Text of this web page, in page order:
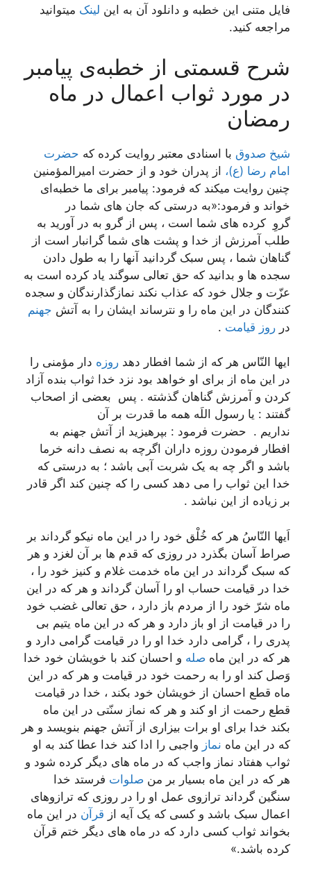
فایل متنی این خطبه و دانلود آن به این لینک میتوانید
مراجعه کنید.
شرح قسمتی از خطبه‌ی پیامبر
در مورد ثواب اعمال در ماه
رمضان
شیخ صدوق با اسنادی معتبر روایت کرده که حضرت
امام رضا (ع)، از پدران خود و از حضرت امیرالمؤمنین
چنین روایت میکند که فرمود: پیامبر برای ما خطبه‌ای
خواند و فرمود:«به درستى که جان هاى شما در
گروِ کرده هاى شما است ، پس از گرو به در آورید به
طلب آمرزش از خدا و پشت هاى شما گرانبار است از
گناهان شما ، پس سبک گردانید آنها را به طول دادن
سجده ها و بدانید که حق تعالى سوگند یاد کرده است به
عزّت و جلال خود که عذاب نکند نمازگذارندگان و سجده
کنندگان در این ماه را و نترساند ایشان را به آتش جهنم
در روز قیامت .
ایها النّاس هر که از شما افطار دهد روزه دار مؤمنى را
در این ماه از براى او خواهد بود نزد خدا ثواب بنده آزاد
کردن و آمرزش گناهان گذشته . پس ‍ بعضى از اصحاب
گفتند : یا رسول اللَه همه ما قدرت بر آن
نداریم . حضرت فرمود : بپرهیزید از آتش جهنم به
افطار فرمودن روزه داران اگرچه به نصف دانه خرما
باشد و اگر چه به یک شربت آبى باشد ؛ به درستى که
خدا این ثواب را مى دهد کسى را که چنین کند اگر قادر
بر زیاده از این نباشد .
اَیها النّاسُ هر که خُلْق خود را در این ماه نیکو گرداند بر
صراط آسان بگذرد در روزى که قدم ها بر آن لغزد و هر
که سبک گرداند در این ماه خدمت غلام و کنیز خود را ،
خدا در قیامت حساب او را آسان گرداند و هر که در این
ماه شرّ خود را از مردم باز دارد ، حق تعالى غضب خود
را در قیامت از او باز دارد و هر که در این ماه یتیم بى
پدرى را ، گرامى دارد خدا او را در قیامت گرامى دارد و
هر که در این ماه صله و احسان کند با خویشان خود خدا
وَصل کند او را به رحمت خود در قیامت و هر که در این
ماه قطع احسان از خویشان خود بکند ، خدا در قیامت
قطع رحمت از او کند و هر که نماز سنّتى در این ماه
بکند خدا براى او برات بیزارى از آتش جهنم بنویسد و هر
که در این ماه نماز واجبى را ادا کند خدا عطا کند به او
ثواب هفتاد نماز واجب که در ماه هاى دیگر کرده شود و
هر که در این ماه بسیار بر من صلوات فرستد خدا
سنگین گرداند ترازوى عمل او را در روزى که ترازوهاى
اعمال سبک باشد و کسى که یک آیه از قرآن در این ماه
بخواند ثواب کسى دارد که در ماه هاى دیگر ختم قرآن
کرده باشد.»